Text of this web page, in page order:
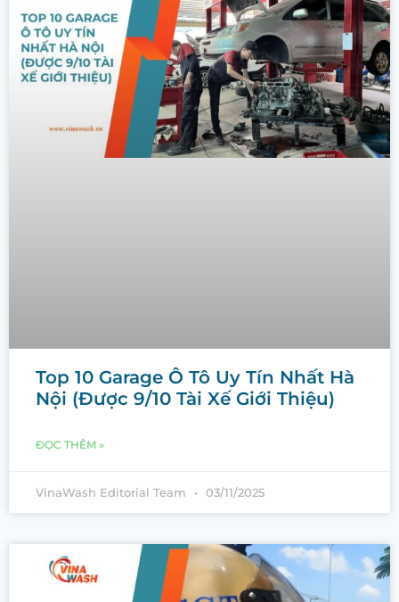
Top 10 Garage Ô Tô Uy Tín Nhất Hà
Nội (Được 9/10 Tài Xế Giới Thiệu)
ĐỌC THÊM »
VinaWash Editorial Team 03/11/2025